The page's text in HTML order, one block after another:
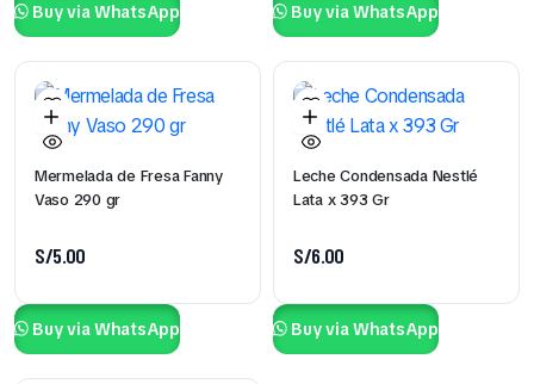
Buy via WhatsApp Buy via WhatsApp
Mermelada de Fresa Fanny
Vaso 290 gr
S/5.00
Buy via WhatsApp
Leche Condensada Nestlé
Lata x 393 Gr
S/6.00
Buy via WhatsApp